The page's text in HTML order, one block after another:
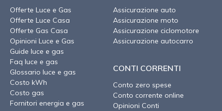
Offerte Luce e Gas
Offerte Luce Casa
Offerte Gas Casa
Opinioni Luce e Gas
Guide luce e gas
Faq luce e gas
Glossario luce e gas
Costo kWh
Costo gas
Fornitori energia e gas
Assicurazione auto
Assicurazione moto
Assicurazione ciclomotore
Assicurazione autocarro
CONTI CORRENTI
Conto zero spese
Conto corrente online
Opinioni Conti